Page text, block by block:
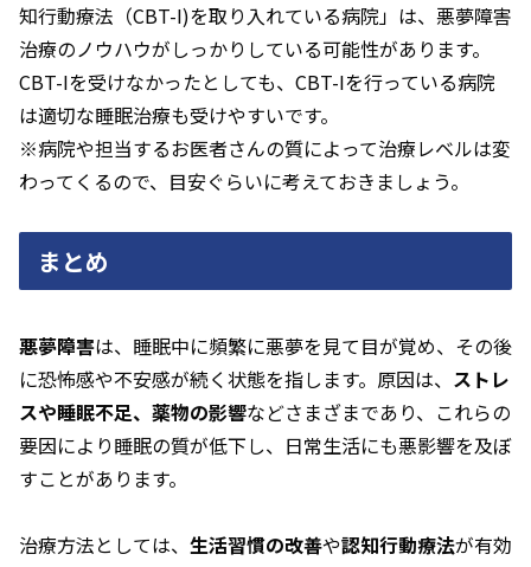
知行動療法（CBT-I)を取り入れている病院」は、悪夢障害
治療のノウハウがしっかりしている可能性があります。
CBT-Iを受けなかったとしても、CBT-Iを行っている病院
は適切な睡眠治療も受けやすいです。
※病院や担当するお医者さんの質によって治療レベルは変
わってくるので、目安ぐらいに考えておきましょう。
まとめ
悪夢障害は、睡眠中に頻繁に悪夢を見て目が覚め、その後
に恐怖感や不安感が続く状態を指します。原因は、 ストレ
スや睡眠不足、薬物の影響などさまざまであり、これらの
要因により睡眠の質が低下し、日常生活にも悪影響を及ぼ
すことがあります。
治療方法としては、 生活習慣の改善や認知行動療法が有効